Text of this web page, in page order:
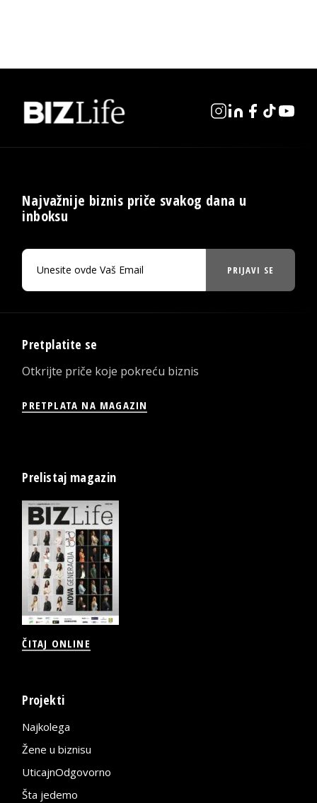
Najvažnije biznis priče svakog dana u
inboksu
PRIJAVI SE
Pretplatite se
Otkrijte priče koje pokreću biznis
PRETPLATA NA MAGAZIN
Prelistaj magazin
ČITAJ ONLINE
Projekti
Najkolega
Žene u biznisu
UticajnOdgovorno
Šta jedemo